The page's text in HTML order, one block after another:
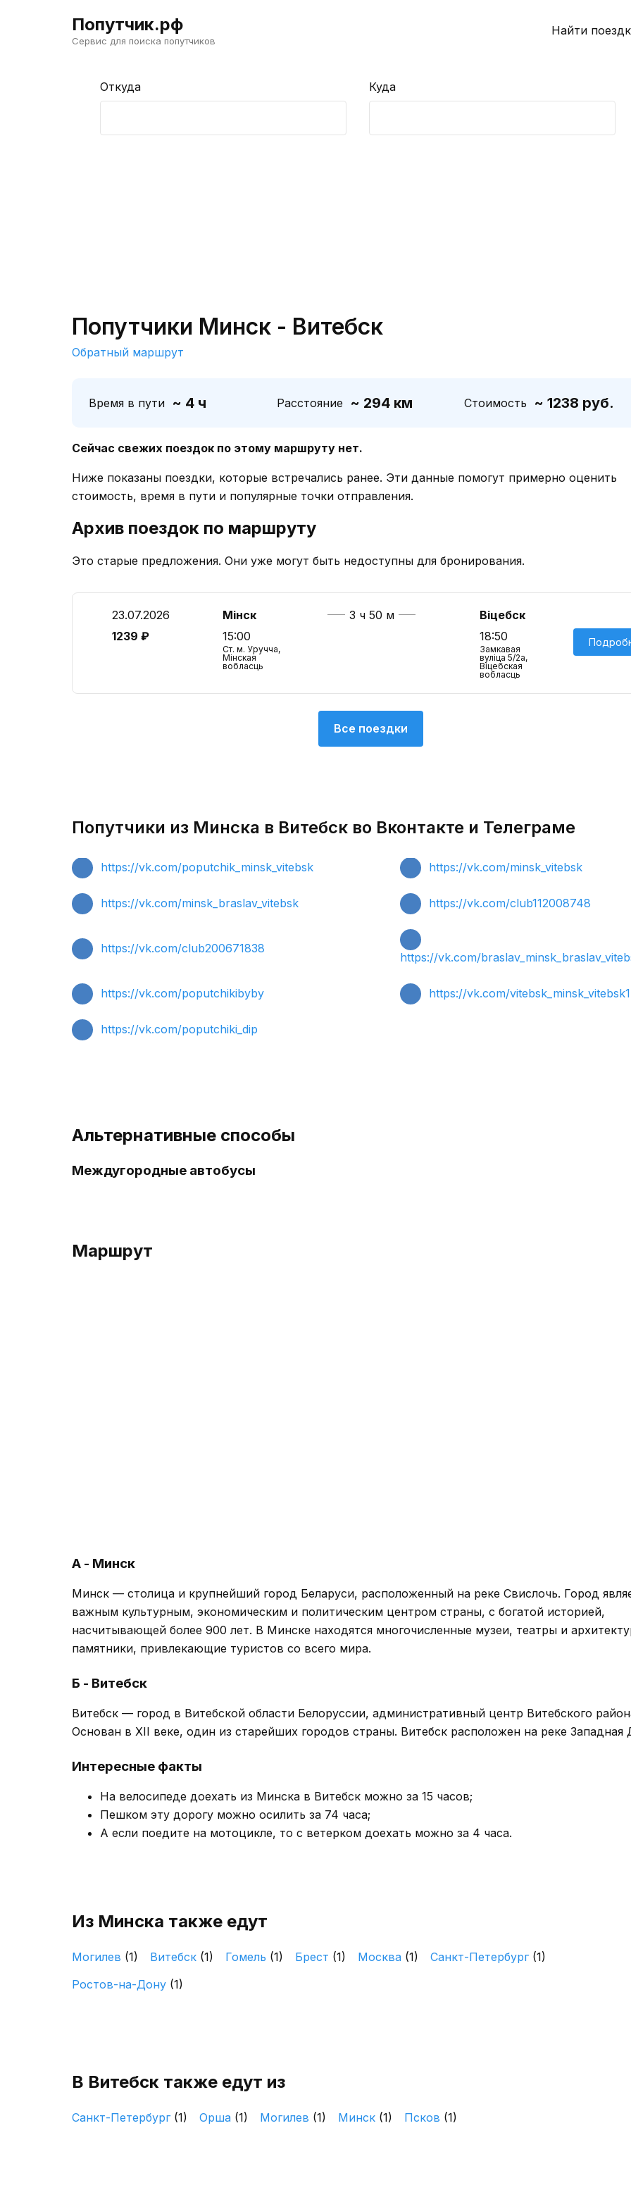
Попутчик.рф
Сервис для поиска попутчиков
Найти
Откуда Куда
Попутчики Минск - Витебск
Обратный маршрут
Время в пути ~ 4 ч Расстояние ~ 294 км Стоимость ~ 1238 руб.
Сейчас свежих поездок по этому маршруту нет.
Ниже показаны поездки, которые встречались ранее. Эти данные помогут примерно оценить
стоимость, время в пути и популярные точки отправления.
Архив поездок по маршруту
Это старые предложения. Они уже могут быть недоступны для бронирования.
23.07.2026
1239 ₽
Мінск
15:00
Ст. м. Уручча,
Мінская
вобласць
3 ч 50 м
Віцебск
18:50
Замкавая
вулiца 5/2а,
Віцебская
вобласць
Все поездки
Попутчики из Минска в Витебск во Вконтакте и Телеграме
https://vk.com/poputchik_minsk_vitebsk https://vk.com/minsk_vitebsk
https://vk.com/minsk_braslav_vitebsk https://vk.com/club112008748
https://vk.com/club200671838
https://vk.com/
https://vk.com/poputchikibyby https://vk.com/vitebsk_minsk_vitebsk1
https://vk.com/poputchiki_dip
Альтернативные способы
Междугородные автобусы
Маршрут
А - Минск
Минск — столица и крупнейший город Беларуси, расположенный на реке Свислочь. Город
важным культурным, экономическим и политическим центром страны, с богатой историей,
насчитывающей более 900 лет. В Минске находятся многочисленные музеи, театры и
памятники, привлекающие туристов со всего мира.
Б - Витебск
Витебск — город в Витебской области Белоруссии, административный центр Витебского
Основан в XII веке, один из старейших городов страны. Витебск расположен на реке Западная
Интересные факты
На велосипеде доехать из Минска в Витебск можно за 15 часов;
Пешком эту дорогу можно осилить за 74 часа;
А если поедите на мотоцикле, то с ветерком доехать можно за 4 часа.
Из Минска также едут
Могилев (1) Витебск (1) Гомель (1) Брест (1) Москва (1) Санкт-Петербург (1)
Ростов-на-Дону (1)
В Витебск также едут из
Санкт-Петербург (1) Орша (1) Могилев (1) Минск (1) Псков (1)